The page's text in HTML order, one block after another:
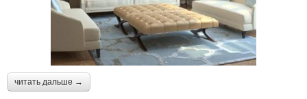
читать дальше →